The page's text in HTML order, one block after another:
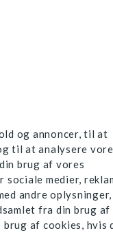
og annoncer, til at
til at analysere
brug af vores
sociale medier,
andre oplysninger,
fra din brug af
af cookies, hvis